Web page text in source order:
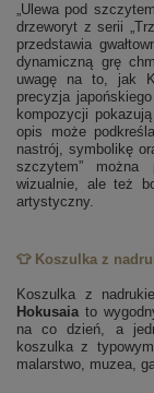
„Ulewa pod
drzeworyt z serii
przedstawia
dynamiczną grę
uwagę na to, jak
precyzja
kompozycji
opis może
nastrój, symbolikę
szczytem” można
wizualnie, ale też
artystyczny.
👕 Koszulka z
Koszulka z
Hokusaiato
na co dzień, a
koszulka z
malarstwo, muzea,